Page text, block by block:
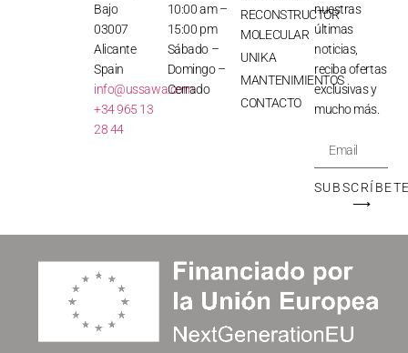
Bajo
03007
Alicante
Spain
info@ussawa.com
+34 965 13
28 44
10:00 am –
15:00 pm
Sábado –
Domingo –
Cerrado
RECONSTRUCTOR
MOLECULAR
UNIKA
MANTENIMIENTOS
CONTACTO
nuestras
últimas
noticias,
reciba ofertas
exclusivas y
mucho más.
⟶